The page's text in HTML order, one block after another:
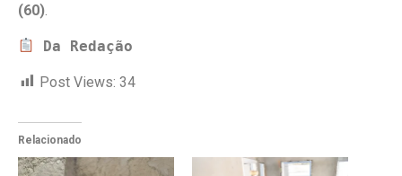
(60)
Da Redação
Post Views: 34
Relacionado